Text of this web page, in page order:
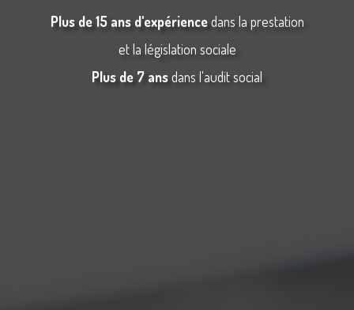
Plus de 15 ans d'expériencedans la prestation
et la législation sociale
Plus de 7 ansdans l'audit social